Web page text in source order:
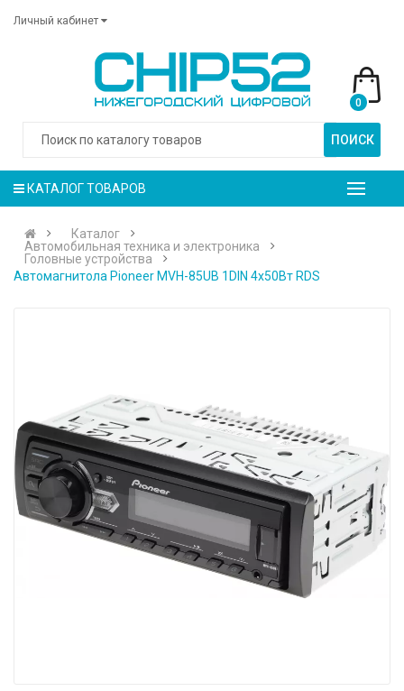
Личный кабинет
ПОИСК
0
КАТАЛОГ ТОВАРОВ
Каталог
Автомобильная техника и электроника
Головные устройства
Автомагнитола Pioneer MVH-85UB 1DIN 4x50Вт RDS